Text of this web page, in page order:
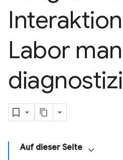
Labor
Auf dieser Seite